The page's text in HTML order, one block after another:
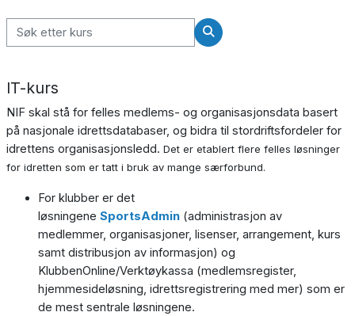
Søk etter kurs
Søk etter kurs
IT-kurs
NIF skal stå for felles medlems- og organisasjonsdata basert
på nasjonale idrettsdatabaser, og bidra til stordriftsfordeler for
idrettens organisasjonsledd. Det er etablert flere felles løsninger
for idretten som er tatt i bruk av mange særforbund.
For klubber er det
løsningene SportsAdmin (administrasjon av
medlemmer, organisasjoner, lisenser, arrangement, kurs
samt distribusjon av informasjon) og
KlubbenOnline/Verktøykassa (medlemsregister,
hjemmesideløsning, idrettsregistrering med mer) som er
de mest sentrale løsningene.